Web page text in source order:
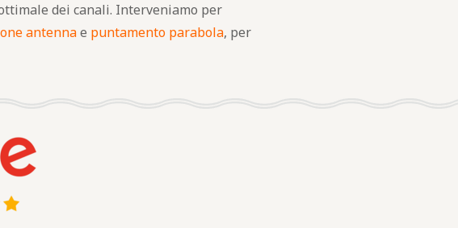
dei canali. Interveniamo per
antennae puntamento parabola, per